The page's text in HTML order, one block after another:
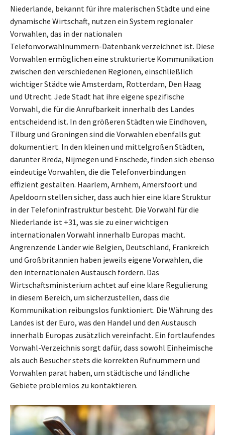
Niederlande, bekannt für ihre malerischen Städte und eine
dynamische Wirtschaft, nutzen ein System regionaler
Vorwahlen, das in der nationalen
Telefonvorwahlnummern-Datenbank verzeichnet ist. Diese
Vorwahlen ermöglichen eine strukturierte Kommunikation
zwischen den verschiedenen Regionen, einschließlich
wichtiger Städte wie Amsterdam, Rotterdam, Den Haag
und Utrecht. Jede Stadt hat ihre eigene spezifische
Vorwahl, die für die Anrufbarkeit innerhalb des Landes
entscheidend ist. In den größeren Städten wie Eindhoven,
Tilburg und Groningen sind die Vorwahlen ebenfalls gut
dokumentiert. In den kleinen und mittelgroßen Städten,
darunter Breda, Nijmegen und Enschede, finden sich ebenso
eindeutige Vorwahlen, die die Telefonverbindungen
effizient gestalten. Haarlem, Arnhem, Amersfoort und
Apeldoorn stellen sicher, dass auch hier eine klare Struktur
in der Telefoninfrastruktur besteht. Die Vorwahl für die
Niederlande ist +31, was sie zu einer wichtigen
internationalen Vorwahl innerhalb Europas macht.
Angrenzende Länder wie Belgien, Deutschland, Frankreich
und Großbritannien haben jeweils eigene Vorwahlen, die
den internationalen Austausch fördern. Das
Wirtschaftsministerium achtet auf eine klare Regulierung
in diesem Bereich, um sicherzustellen, dass die
Kommunikation reibungslos funktioniert. Die Währung des
Landes ist der Euro, was den Handel und den Austausch
innerhalb Europas zusätzlich vereinfacht. Ein fortlaufendes
Vorwahl-Verzeichnis sorgt dafür, dass sowohl Einheimische
als auch Besucher stets die korrekten Rufnummern und
Vorwahlen parat haben, um städtische und ländliche
Gebiete problemlos zu kontaktieren.